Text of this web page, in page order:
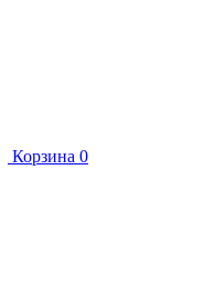
Корзина 0